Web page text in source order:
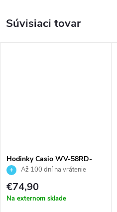
Súvisiaci tovar
Hodinky Casio WV-58RD-
1AEFAž 100 dní na vrátenie
tovaru. Autorizovaný predajca.
€74,90
Na externom sklade